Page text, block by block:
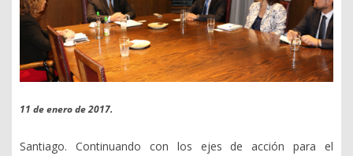
11 de enero de 2017.
Santiago. Continuando con los ejes de acción para el